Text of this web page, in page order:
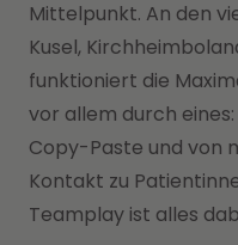
Mittelpunkt. An den
Kusel,
funktioniert die
vor allem durch
Copy-Paste und von
Kontakt zu
Teamplay ist alles